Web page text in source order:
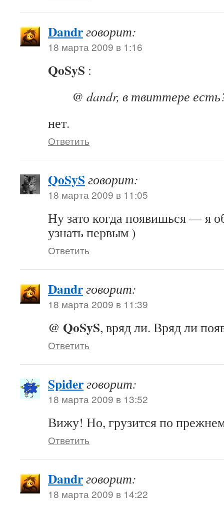
Dandrговорит:
18 марта 2009 в 1:16
QoSyS :
@ dandr, в твиттере
нет.
Ответить
QoSyS говорит:
18 марта 2009 в 11:05
Ну зато когда появишься — я
узнать первым )
Ответить
Dandrговорит:
18 марта 2009 в 11:39
@ QoSyS, вряд ли. Вряд ли
Ответить
Spiderговорит:
18 марта 2009 в 13:52
Вижу! Но, грузится по
Ответить
Dandrговорит:
18 марта 2009 в 14:22